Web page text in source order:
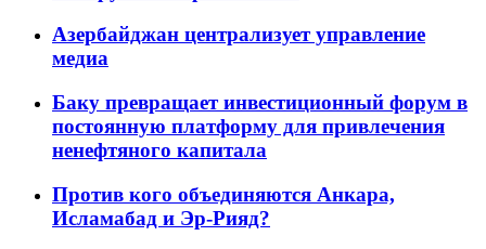
Азербайджан централизует управление
медиа
Баку превращает инвестиционный форум в
постоянную платформу для привлечения
ненефтяного капитала
Против кого объединяются Анкара,
Исламабад и Эр-Рияд?